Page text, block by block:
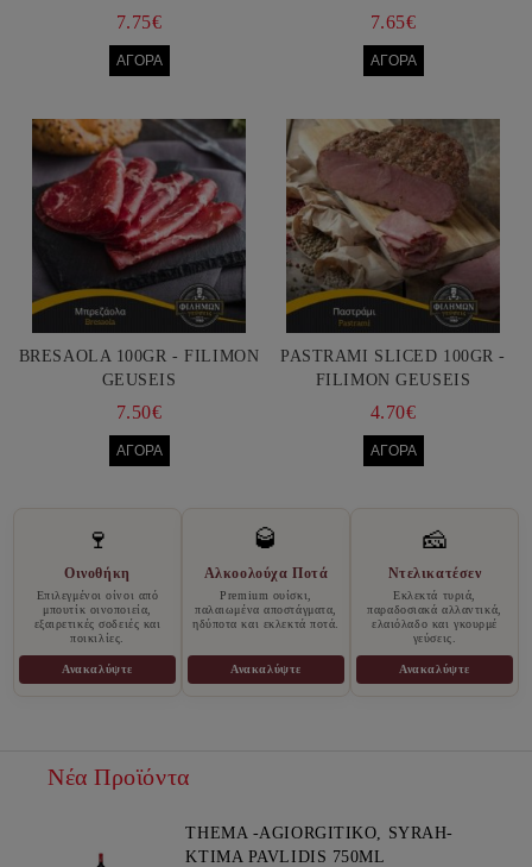
7.75€ 7.65€
BRESAOLA 100GR - FILIMON
GEUSEIS
7.50€
PASTRAMI SLICED 100GR -
FILIMON GEUSEIS
4.70€
🍷
Οινοθήκη
Επιλεγμένοι οίνοι από
μπουτίκ οινοποιεία,
εξαιρετικές σοδειές και
ποικιλίες.
Ανακαλύψτε
🥃
Αλκοολούχα Ποτά
Premium ουίσκι,
παλαιωμένα αποστάγματα,
ηδύποτα και εκλεκτά ποτά.
Ανακαλύψτε
🧀
Ντελικατέσεν
Εκλεκτά τυριά,
παραδοσιακά αλλαντικά,
ελαιόλαδο και γκουρμέ
γεύσεις.
Ανακαλύψτε
Νέα Προϊόντα
THEMA -AGIORGITIKO, SYRAH-
KTIMA PAVLIDIS 750ML